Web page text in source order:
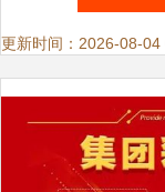
更新时间：2026-08-04